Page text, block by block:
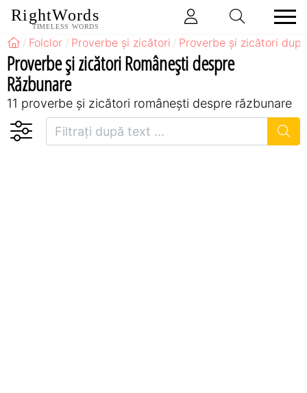
RightWords
TIMELESS WORDS
Folclor Proverbe și zicători Proverbe și zicători
Proverbe și zicători Româneşti despre
Răzbunare
11 proverbe și zicători româneşti despre răzbunare